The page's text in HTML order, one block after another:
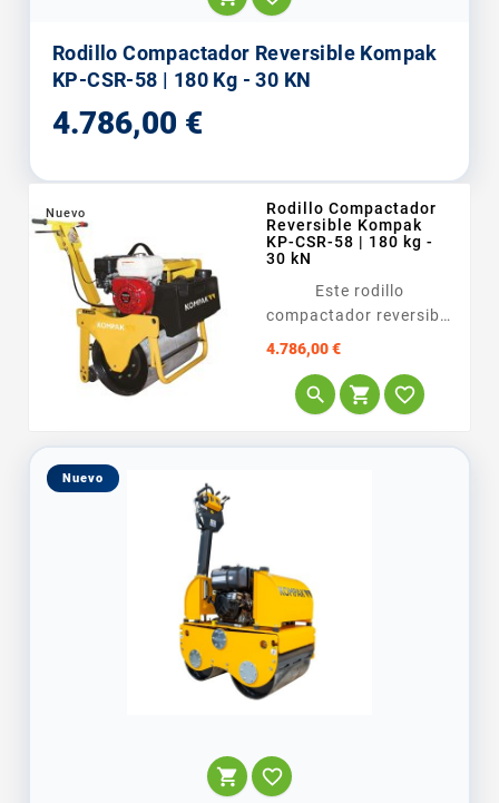
Rodillo Compactador Reversible Kompak
KP-CSR-58 | 180 Kg - 30 KN
4.786,00 €Precio
Nuevo
Rodillo Compactador
Reversible Kompak
KP-CSR-58 | 180 kg -
30 kN
Este rodillo
compactador reversible
4.786,00 €Precio
  
Nuevo
 